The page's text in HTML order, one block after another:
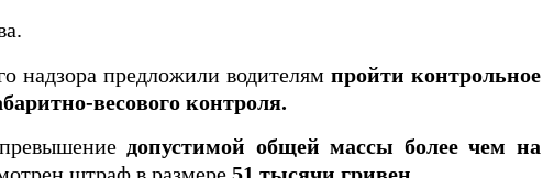
надзора предложили водителям пройти контрольное
весового контроля.
допустимой общей массы более чем на